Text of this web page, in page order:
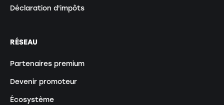
Déclaration d'impôts
RÉSEAU
Partenaires premium
Devenir promoteur
Écosystème